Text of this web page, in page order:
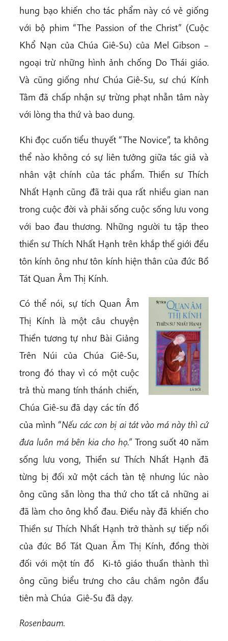
hung bạo khiến cho tác phẩm này có vẻ giống
với bộ phim “The Passion of the Christ” (Cuộc
Khổ Nạn của Chúa Giê-Su) của Mel Gibson –
ngoại trừ những hình ảnh chống Do Thái giáo.
Và cũng giống như Chúa Giê-Su, sư chú Kính
Tâm đã chấp nhận sự trừng phạt nhẫn tâm này
với lòng tha thứ và bao dung.
Khi đọc cuốn tiểu thuyết “The Novice”, ta không
thể nào không có sự liên tưởng giữa tác giả và
nhân vật chính của tác phẩm. Thiền sư Thích
Nhất Hạnh cũng đã trải qua rất nhiều gian nan
trong cuộc đời và phải sống cuộc sống lưu vong
với bao đau thương. Những người tu tập theo
thiền sư Thích Nhất Hạnh trên khắp thế giới đều
tôn kính ông như tôn kính hiện thân của đức Bồ
Tát Quan Âm Thị Kính.
Có thể nói, sự tích Quan Âm
Thị Kính là một câu chuyện
Thiền tương tự như Bài Giảng
Trên Núi của Chúa Giê-Su,
trong đó thay vì có một cuộc
trả thù mang tính thánh chiến,
Chúa Giê-su đã dạy các tín đồ
của mình “Nếu các con bị ai tát vào má này thì cứ
đưa luôn má bên kia cho họ.”Trong suốt 40 năm
sống lưu vong, Thiền sư Thích Nhất Hạnh đã
từng bị đối xử một cách tàn tệ nhưng lúc nào
ông cũng sẵn lòng tha thứ cho tất cả những ai
đã làm cho ông khổ đau. Điều này đã khiến cho
Thiền sư Thích Nhất Hạnh trở thành sự tiếp nối
của đức Bồ Tát Quan Âm Thị Kính, đồng thời
đối với một tín đồ Ki-tô giáo thuần thành thì
ông cũng biểu trưng cho câu châm ngôn đầu
tiên mà Chúa Giê-Su đã dạy.
Rosenbaum.